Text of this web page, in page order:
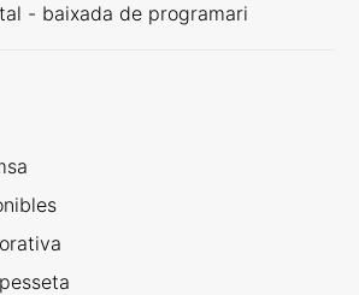
- baixada de programari